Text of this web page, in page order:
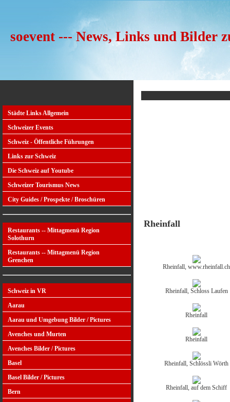
soevent --- News, Links und Bilder
Städte Links Allgemein
Schweizer Events
Schweiz - Öffentliche Führungen
Links zur Schweiz
Die Schweiz auf Youtube
Schweizer Tourismus News
City Guides / Prospekte / Broschüren
Restaurants -- Mittagmenü Region
Solothurn
Restaurants -- Mittagmenü Region
Grenchen
Schweiz in VR
Aarau
Aarau und Umgebung Bilder / Pictures
Avenches und Murten
Avenches Bilder / Pictures
Basel
Basel Bilder / Pictures
Bern
Rheinfall
Rheinfall, www.rheinfall.ch
Rheinfall, Schloss Laufen
Rheinfall
Rheinfall
Rheinfall, Schlössli Wörth
Rheinfall, auf dem Schiff